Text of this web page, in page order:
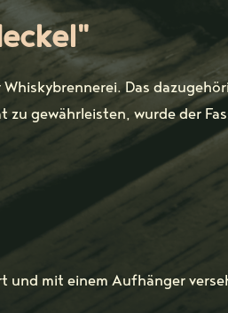
Das
gewährleisten, wurde der
mit einem Aufhänger